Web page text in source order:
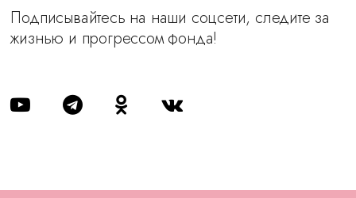
Подписывайтесь на наши соцсети, следите за
жизнью и прогрессом фонда!